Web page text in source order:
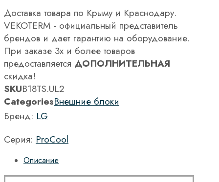
Доставка товара по Крыму и Краснодару.
VEKOTERM - официальный представитель
брендов и дает гарантию на оборудование.
При заказе 3х и более товаров
предоставляется ДОПОЛНИТЕЛЬНАЯ
скидка!
SKUB18TS.UL2
CategoriesВнешние блоки
Бренд: LG
Серия: ProCool
Описание